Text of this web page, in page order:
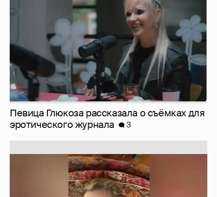
Певица Глюкоза рассказала о съёмках для
эротического журнала
3